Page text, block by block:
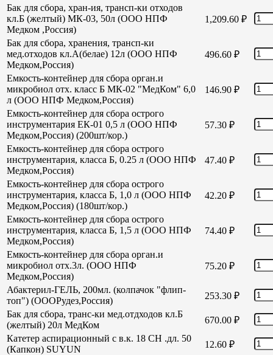
Бак для сбора, хран-ия, трансп-ки отходов
кл.Б (желтый) МК-03, 50л (ООО НПФ
Медком ,Россия)
1,209.60 ₽
Бак для сбора, хранения, трансп-ки
мед.отходов кл.А(белае) 12л (ООО НПФ
Медком,Россия)
496.60 ₽
Емкость-контейнер для сбора орган.и
микробиол отх. класс Б МК-02 "МедКом" 6,0
л (ООО НПФ Медком,Россия)
146.90 ₽
Емкость-контейнер для сбора острого
инструментария ЕК-01 0,5 л (ООО НПФ
Медком,Россия) (200шт/кор.)
57.30 ₽
Емкость-контейнер для сбора острого
инструментария, класса Б, 0.25 л (ООО НПФ
Медком,Россия)
47.40 ₽
Емкость-контейнер для сбора острого
инструментария, класса Б, 1,0 л (ООО НПФ
Медком,Россия) (180шт/кор.)
42.20 ₽
Емкость-контейнер для сбора острого
инструментария, класса Б, 1,5 л (ООО НПФ
Медком,Россия)
74.40 ₽
Емкость-контейнер для сбора орган.и
микробиол отх.3л. (ООО НПФ
Медком,Россия)
75.20 ₽
Абактерил-ГЕЛЬ, 200мл. (колпачок "флип-
топ") (ОООРудез,Россия)
253.30 ₽
Бак для сбора, транс-ки мед.отдходов кл.Б
(желтый) 20л МедКом
670.00 ₽
Катетер аспирационный с в.к. 18 СН .дл. 50
(Капкон) SUYUN
12.60 ₽